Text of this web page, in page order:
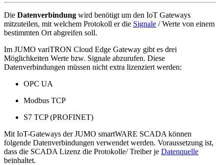
Die Datenverbindung wird benötigt um den IoT Gateways
mitzuteilen, mit welchem Protokoll er die Signale / Werte von einem
bestimmten Ort abgreifen soll.
Im JUMO variTRON Cloud Edge Gateway gibt es drei
Möglichkeiten Werte bzw. Signale abzurufen. Diese
Datenverbindungen müssen nicht extra lizenziert werden:
OPC UA
Modbus TCP
S7 TCP (PROFINET)
Mit IoT-Gateways der JUMO smartWARE SCADA können
folgende Datenverbindungen verwendet werden. Voraussetzung ist,
dass die SCADA Lizenz die Protokolle/ Treiber je Datenquelle
beinhaltet.